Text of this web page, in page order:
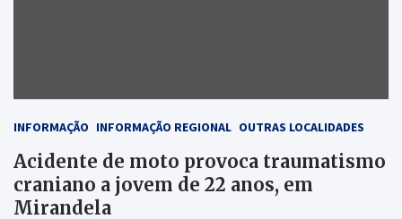
INFORMAÇÃO INFORMAÇÃO REGIONAL OUTRAS LOCALIDADES
Acidente de moto provoca traumatismo
craniano a jovem de 22 anos, em
Mirandela